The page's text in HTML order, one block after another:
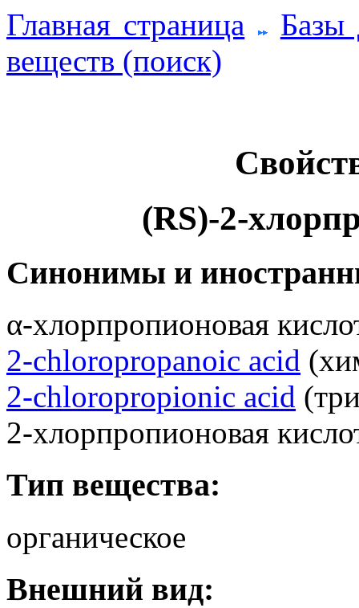
Главная страница
Базы
веществ (поиск)
(RS)-2-
Синонимы и
α-хлорпропионовая
2-chloropropanoic acid
2-chloropropionic acid
2-хлорпропионовая
Тип вещества:
органическое
Внешний вид: